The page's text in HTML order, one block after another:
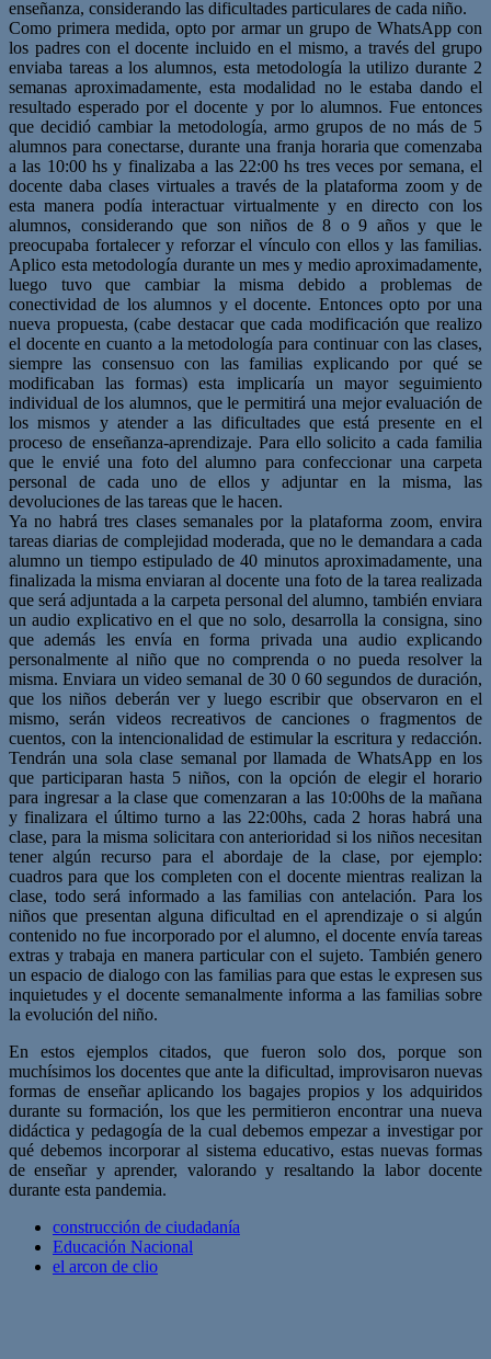
enseñanza, considerando las dificultades particulares de cada niño.
Como primera medida, opto por armar un grupo de WhatsApp con
los padres con el docente incluido en el mismo, a través del grupo
enviaba tareas a los alumnos, esta metodología la utilizo durante 2
semanas aproximadamente, esta modalidad no le estaba dando el
resultado esperado por el docente y por lo alumnos. Fue entonces
que decidió cambiar la metodología, armo grupos de no más de 5
alumnos para conectarse, durante una franja horaria que comenzaba
a las 10:00 hs y finalizaba a las 22:00 hs tres veces por semana, el
docente daba clases virtuales a través de la plataforma zoom y de
esta manera podía interactuar virtualmente y en directo con los
alumnos, considerando que son niños de 8 o 9 años y que le
preocupaba fortalecer y reforzar el vínculo con ellos y las familias.
Aplico esta metodología durante un mes y medio aproximadamente,
luego tuvo que cambiar la misma debido a problemas de
conectividad de los alumnos y el docente. Entonces opto por una
nueva propuesta, (cabe destacar que cada modificación que realizo
el docente en cuanto a la metodología para continuar con las clases,
siempre las consensuo con las familias explicando por qué se
modificaban las formas) esta implicaría un mayor seguimiento
individual de los alumnos, que le permitirá una mejor evaluación de
los mismos y atender a las dificultades que está presente en el
proceso de enseñanza-aprendizaje. Para ello solicito a cada familia
que le envié una foto del alumno para confeccionar una carpeta
personal de cada uno de ellos y adjuntar en la misma, las
devoluciones de las tareas que le hacen.
Ya no habrá tres clases semanales por la plataforma zoom, envira
tareas diarias de complejidad moderada, que no le demandara a cada
alumno un tiempo estipulado de 40 minutos aproximadamente, una
finalizada la misma enviaran al docente una foto de la tarea realizada
que será adjuntada a la carpeta personal del alumno, también enviara
un audio explicativo en el que no solo, desarrolla la consigna, sino
que además les envía en forma privada una audio explicando
personalmente al niño que no comprenda o no pueda resolver la
misma. Enviara un video semanal de 30 0 60 segundos de duración,
que los niños deberán ver y luego escribir que observaron en el
mismo, serán videos recreativos de canciones o fragmentos de
cuentos, con la intencionalidad de estimular la escritura y redacción.
Tendrán una sola clase semanal por llamada de WhatsApp en los
que participaran hasta 5 niños, con la opción de elegir el horario
para ingresar a la clase que comenzaran a las 10:00hs de la mañana
y finalizara el último turno a las 22:00hs, cada 2 horas habrá una
clase, para la misma solicitara con anterioridad si los niños necesitan
tener algún recurso para el abordaje de la clase, por ejemplo:
cuadros para que los completen con el docente mientras realizan la
clase, todo será informado a las familias con antelación. Para los
niños que presentan alguna dificultad en el aprendizaje o si algún
contenido no fue incorporado por el alumno, el docente envía tareas
extras y trabaja en manera particular con el sujeto. También genero
un espacio de dialogo con las familias para que estas le expresen sus
inquietudes y el docente semanalmente informa a las familias sobre
la evolución del niño.
En estos ejemplos citados, que fueron solo dos, porque son
muchísimos los docentes que ante la dificultad, improvisaron nuevas
formas de enseñar aplicando los bagajes propios y los adquiridos
durante su formación, los que les permitieron encontrar una nueva
didáctica y pedagogía de la cual debemos empezar a investigar por
qué debemos incorporar al sistema educativo, estas nuevas formas
de enseñar y aprender, valorando y resaltando la labor docente
durante esta pandemia.
construcción de ciudadanía
Educación Nacional
el arcon de clio